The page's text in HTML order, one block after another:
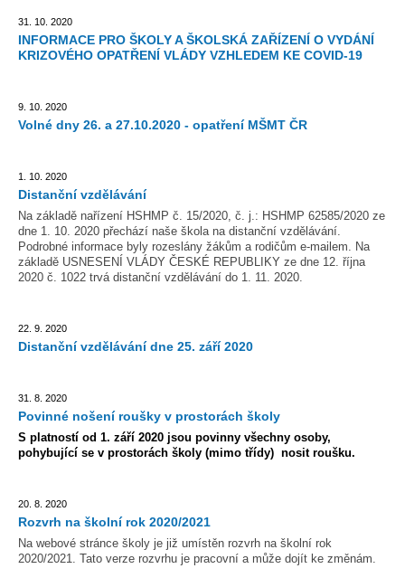
31. 10. 2020
INFORMACE PRO ŠKOLY A ŠKOLSKÁ ZAŘÍZENÍ O VYDÁNÍ
KRIZOVÉHO OPATŘENÍ VLÁDY VZHLEDEM KE COVID-19
9. 10. 2020
Volné dny 26. a 27.10.2020 - opatření MŠMT ČR
1. 10. 2020
Distanční vzdělávání
Na základě nařízení HSHMP č. 15/2020, č. j.: HSHMP 62585/2020 ze
dne 1. 10. 2020 přechází naše škola na distanční vzdělávání.
Podrobné informace byly rozeslány žákům a rodičům e-mailem. Na
základě USNESENÍ VLÁDY ČESKÉ REPUBLIKY ze dne 12. října
2020 č. 1022 trvá distanční vzdělávání do 1. 11. 2020.
22. 9. 2020
Distanční vzdělávání dne 25. září 2020
31. 8. 2020
Povinné nošení roušky v prostorách školy
S platností od 1. září 2020 jsou povinny všechny osoby,
pohybující se v prostorách školy (mimo třídy) nosit roušku.
20. 8. 2020
Rozvrh na školní rok 2020/2021
Na webové stránce školy je již umístěn rozvrh na školní rok
2020/2021. Tato verze rozvrhu je pracovní a může dojít ke změnám.